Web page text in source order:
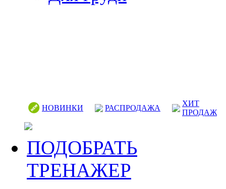
НОВИНКИ РАСПРОДАЖА
ХИТ
ПРОДАЖ
ПОДОБРАТЬ
ТРЕНАЖЕР